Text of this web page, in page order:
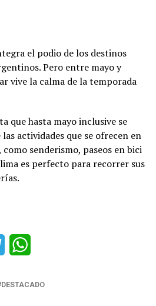
el podio de los destinos
Pero entre mayo y
vive la calma de la temporada
que hasta mayo inclusive se
actividades que se ofrecen en
senderismo, paseos en bici
es perfecto para recorrer sus
Telegram
DESTACADO